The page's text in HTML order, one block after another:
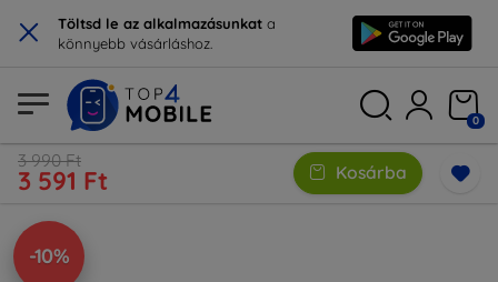
× Töltsd le az alkalmazásunkat a
könnyebb vásárláshoz.
0
3 990 Ft
3 591 Ft Kosárba
-10%